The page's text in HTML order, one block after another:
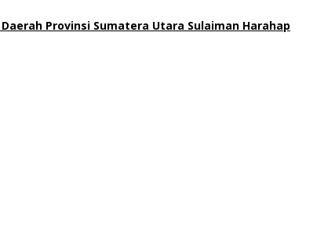
Provinsi Sumatera Utara Sulaiman Harahap